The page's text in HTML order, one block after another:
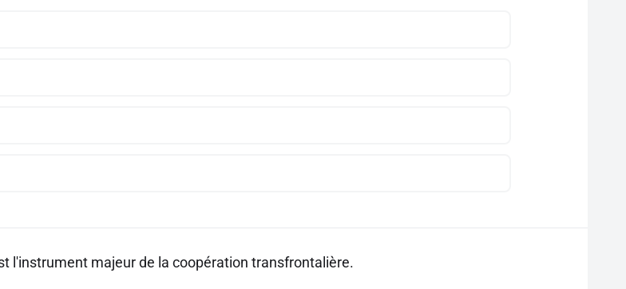
l'instrument majeur de la coopération transfrontalière.